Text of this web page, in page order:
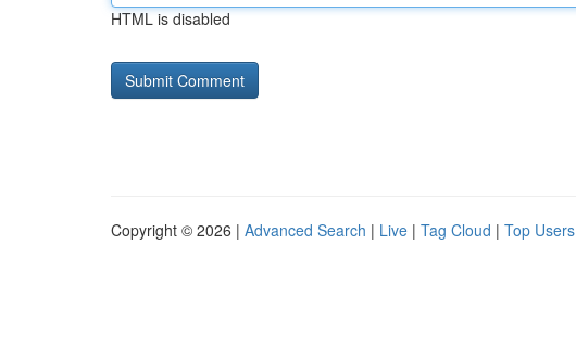
HTML is disabled
Copyright © 2026 | Advanced Search | Live | Tag Cloud | Top Users